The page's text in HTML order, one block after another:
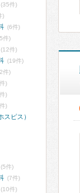
(35件)
)
(6件)
件)
(12件)
(19件)
件)
)
)
)
スピス）
(5件)
(7件)
(10件)